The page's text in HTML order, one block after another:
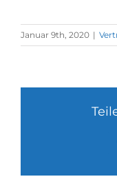
Januar 9th, 2020 |